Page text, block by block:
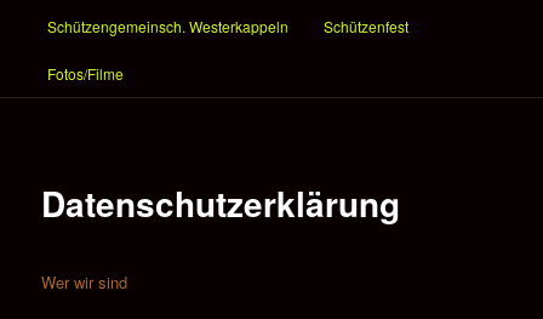
m
Schützengemeinsch. Westerkappeln Schützenfest
Fotos/Filme
Datenschutzerklärung
Wer wir sind